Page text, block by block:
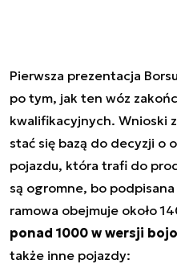
Pierwsza prezentacja
po tym, jak ten wóz
kwalifikacyjnych. Wnioski
stać się bazą do decyzji o
pojazdu, która trafi do
są ogromne, bo
ramowa obejmuje około
ponad 1000 w wersji
także inne pojazdy: